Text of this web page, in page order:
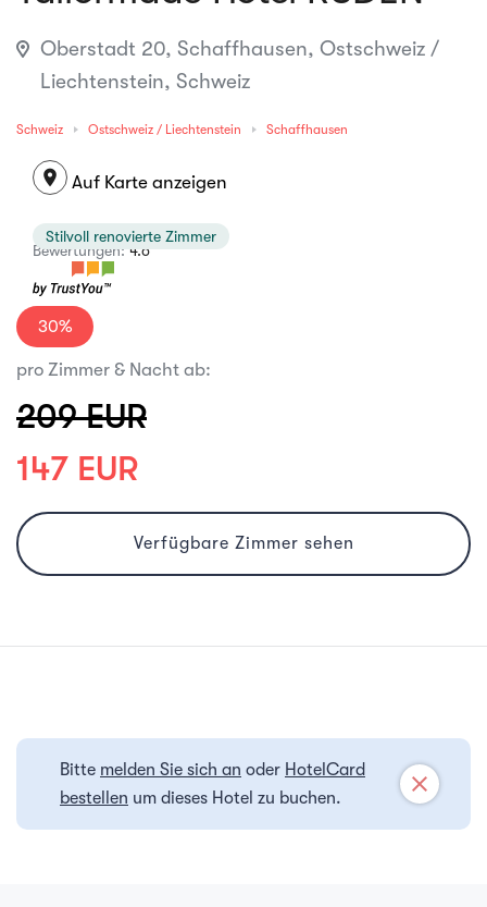
Oberstadt 20, Schaffhausen, Ostschweiz /
Liechtenstein, Schweiz
Schweiz Ostschweiz / Liechtenstein Schaffhausen
location_on Auf Karte anzeigen
Bewertungen:4.6
Stilvoll renovierte Zimmer
30%
pro Zimmer & Nacht ab:
209 EUR
147 EUR
Verfügbare Zimmer sehen
Bitte melden Sie sich an oder HotelCard
bestellen um dieses Hotel zu buchen.
close